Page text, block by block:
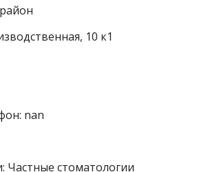
10 к1
nan
Частные стоматологии